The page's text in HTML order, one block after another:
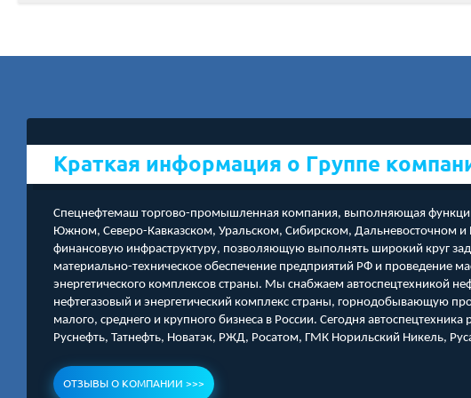
Краткая информация о Группе
Спецнефтемаш торгово-промышленная компания, выполняющая
Южном, Северо-Кавказском, Уральском, Сибирском, Дальневосточном
финансовую инфраструктуру, позволяющую выполнять широкий круг
материально-техническое обеспечение предприятий РФ и проведение
энергетического комплексов страны. Мы снабжаем автоспецтехникой
нефтегазовый и энергетический комплекс страны, горнодобывающую
малого, среднего и крупного бизнеса в России. Сегодня
Руснефть, Татнефть, Новатэк, РЖД, Росатом, ГМК Норильский Никель,
ОТЗЫВЫ О КОМПАНИИ >>>